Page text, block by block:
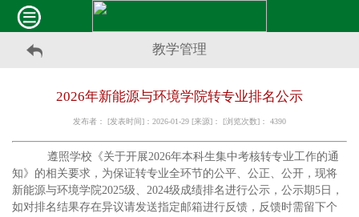
教学管理
2026年新能源与环境学院转专业排名公示
发布者： [发表时间]：2026-01-29 [来源]： [浏览次数]： 4390
遵照学校《关于开展2026年本科生集中考核转专业工作的通
知》的相关要求，为保证转专业全环节的公平、公正、公开，现将
新能源与环境学院2025级、2024级成绩排名进行公示，公示期5日，
如对排名结果存在异议请发送指定邮箱进行反馈，反馈时需留下个